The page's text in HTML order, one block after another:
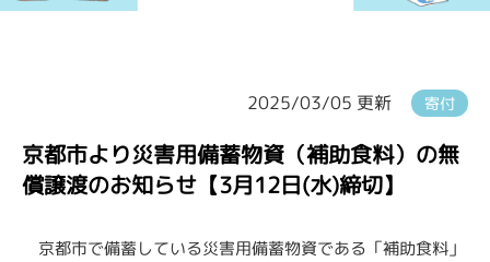
2025/03/05 更新 寄付
京都市より災害用備蓄物資（補助食料）の無
償譲渡のお知らせ【3月12日(水)締切】
京都市で備蓄している災害用備蓄物資である「補助食料」